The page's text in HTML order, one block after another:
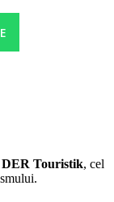
de a plati taxa
nu este inclusa in
receptia hotelului.
– Octombrie):
DER Touristik, cel